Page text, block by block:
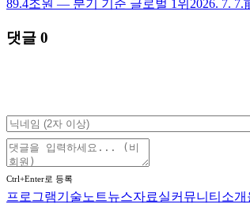
89.4조원 — 분기 기준 글로벌 1위 2026. 7. 7.
댓글 0
Ctrl+Enter로 등록
프로그램기술노트뉴스자료실커뮤니티 소개